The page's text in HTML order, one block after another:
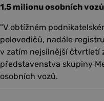
1,5 milionu osobních
"V obtížném
polovodičů, nadále
v zatím nejsilnější čtvrtletí
představenstva skupiny
osobních vozů.